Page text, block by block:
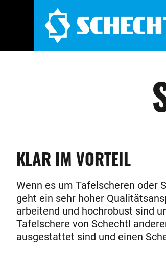
KLAR IM VORTEIL
Wenn es um Tafelscheren oder
geht ein sehr hoher
arbeitend und hochrobust sind
Tafelschere von Schechtl
ausgestattet sind und einen